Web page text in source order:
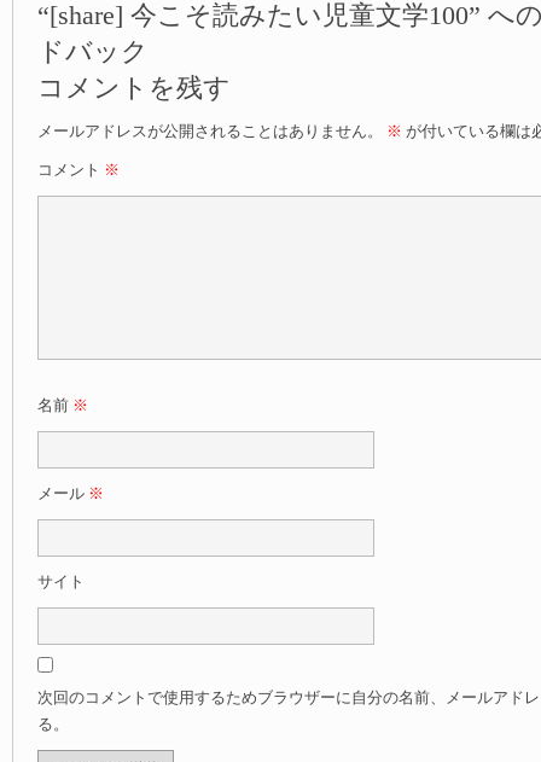
“[share] 今こそ読みたい児童文学100” へ
ドバック
コメントを残す
メールアドレスが公開されることはありません。 ※ が付いている欄は
コメント ※
名前 ※
メール ※
サイト
次回のコメントで使用するためブラウザーに自分の名前、メールアド
る。